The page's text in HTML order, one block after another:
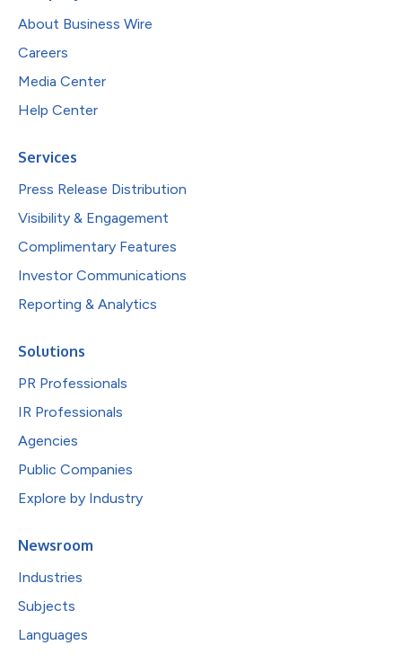
About Business Wire
Careers
Media Center
Help Center
Services
Press Release Distribution
Visibility & Engagement
Complimentary Features
Investor Communications
Reporting & Analytics
Solutions
PR Professionals
IR Professionals
Agencies
Public Companies
Explore by Industry
Newsroom
Industries
Subjects
Languages